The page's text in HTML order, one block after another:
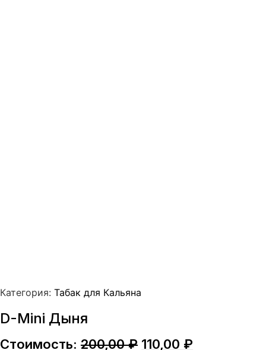
Категория: Табак для Кальяна
D-Mini Дыня
Стоимость: 200,00₽ Первоначальная
110,00 ₽